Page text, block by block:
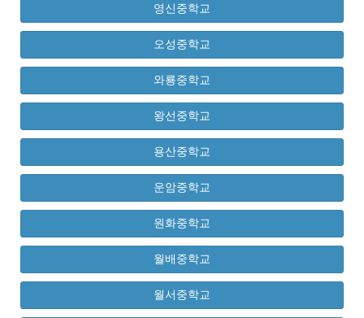
영신중학교
오성중학교
와룡중학교
왕선중학교
용산중학교
운암중학교
원화중학교
월배중학교
월서중학교